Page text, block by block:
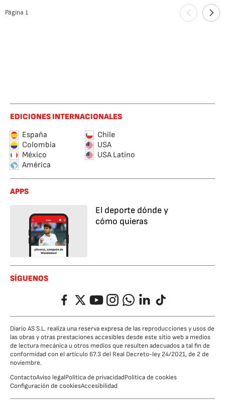
Página 1
EDICIONES INTERNACIONALES
España
Chile
Colombia
USA
México
USA Latino
América
APPS
El deporte dónde y
cómo quieras
SÍGUENOS
FacebookTwitterYouTubeInstagramWhatsappLinkedIn
TikTok
Diario AS S.L. realiza una reserva expresa de las reproducciones y usos de
las obras y otras prestaciones accesibles desde este sitio web a medios
de lectura mecánica u otros medios que resulten adecuados a tal fin de
conformidad con el artículo 67.3 del Real Decreto-ley 24/2021, de 2 de
noviembre.
ContactoAviso legalPolítica de privacidadPolítica de cookies
Configuración de cookiesAccesibilidad